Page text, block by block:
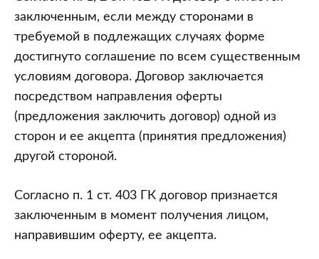
заключенным, если между сторонами в
требуемой в подлежащих случаях форме
достигнуто соглашение по всем существенным
условиям договора. Договор заключается
посредством направления оферты
(предложения заключить договор) одной из
сторон и ее акцепта (принятия предложения)
другой стороной.
Согласно п. 1 ст. 403 ГК договор признается
заключенным в момент получения лицом,
направившим оферту, ее акцепта.